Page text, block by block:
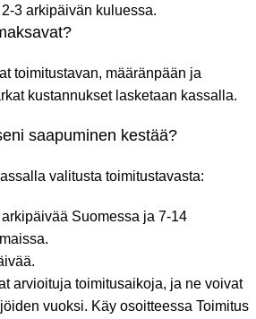
2-3 arkipäivän kuluessa.
toimitustavan, määränpään ja
kustannukset lasketaan kassalla.
saapuminen kestää?
valitusta toimitustavasta:
arkipäivää Suomessa ja 7-14
arvioituja toimitusaikoja, ja ne voivat
vuoksi. Käy osoitteessa Toimitus